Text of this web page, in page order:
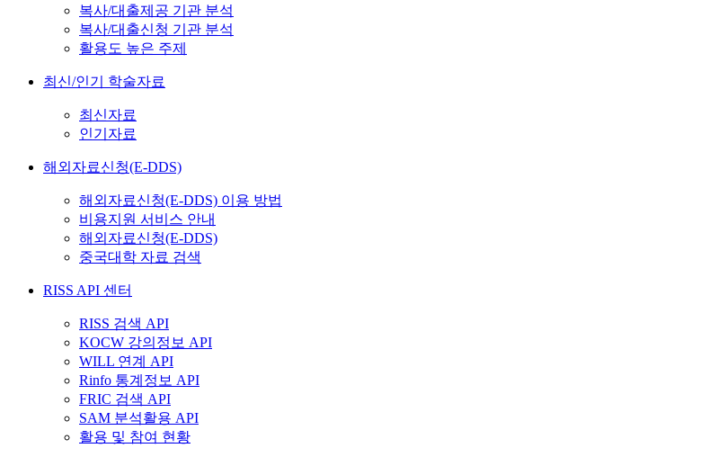
복사/대출제공 기관 분석
복사/대출신청 기관 분석
활용도 높은 주제
최신/인기 학술자료
최신자료
인기자료
해외자료신청(E-DDS)
해외자료신청(E-DDS) 이용 방법
비용지원 서비스 안내
해외자료신청(E-DDS)
중국대학 자료 검색
RISS API 센터
RISS 검색 API
KOCW 강의정보 API
WILL 연계 API
Rinfo 통계정보 API
FRIC 검색 API
SAM 분석활용 API
활용 및 참여 현황